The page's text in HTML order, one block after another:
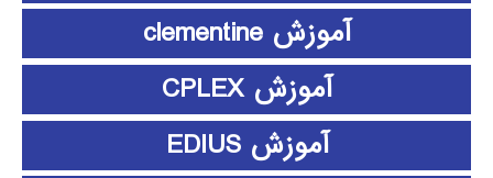
آموزش clementine
آموزش CPLEX
آموزش EDIUS